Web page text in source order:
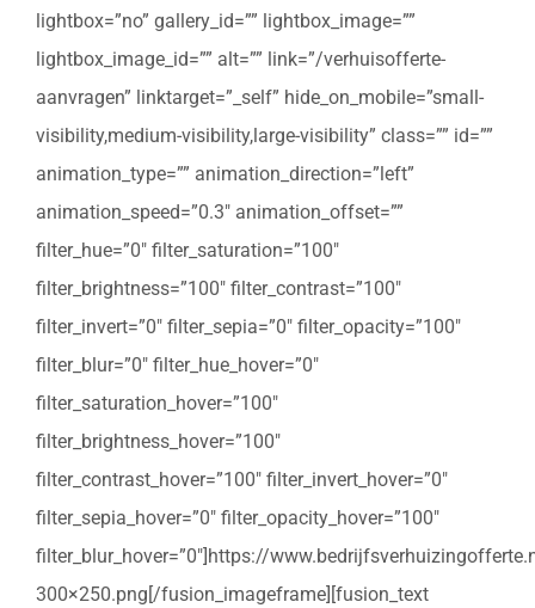
lightbox=”no” gallery_id=”” lightbox_image=””
lightbox_image_id=”” alt=”” link=”/verhuisofferte-
aanvragen” linktarget=”_self” hide_on_mobile=”small-
visibility,medium-visibility,large-visibility” class=”” id=””
animation_type=”” animation_direction=”left”
animation_speed=”0.3″ animation_offset=””
filter_hue=”0″ filter_saturation=”100″
filter_brightness=”100″ filter_contrast=”100″
filter_invert=”0″ filter_sepia=”0″ filter_opacity=”100″
filter_blur=”0″ filter_hue_hover=”0″
filter_saturation_hover=”100″
filter_brightness_hover=”100″
filter_contrast_hover=”100″ filter_invert_hover=”0″
filter_sepia_hover=”0″ filter_opacity_hover=”100″
filter_blur_hover=”0″]https://
300×250.png[/fusion_imageframe][fusion_text